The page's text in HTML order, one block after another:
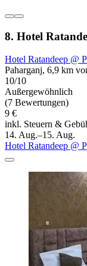
8. Hotel
Hotel Ratandeep @
Paharganj, 6,9 km
10/10
Außergewöhnlich
(7 Bewertungen)
9 €
inkl. Steuern &
14. Aug.–15. Aug.
Hotel Ratandeep @